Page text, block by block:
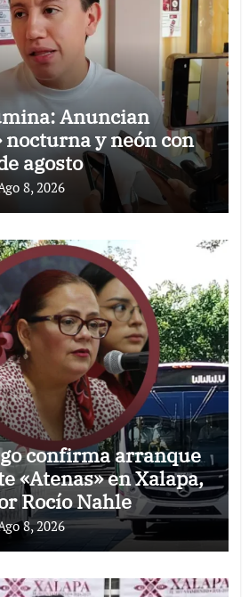
Anuncian
nocturna y neón con
agosto
8, 2026
confirma arranque
«Atenas» en Xalapa,
Rocío Nahle
8, 2026